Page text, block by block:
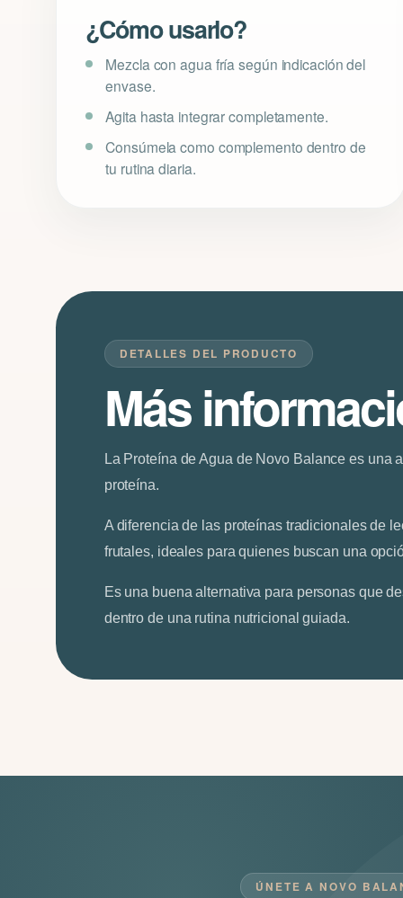
¿Cómo usarlo?
Mezcla con agua fría según indicación del
envase.
Agita hasta integrar completamente.
Consúmela como complemento dentro de
tu rutina diaria.
DETALLES DEL PRODUCTO
Más
La Proteína de Agua de Novo Balance es una
proteína.
A diferencia de las proteínas tradicionales de
frutales, ideales para quienes buscan una
Es una buena alternativa para personas que
dentro de una rutina nutricional guiada.
ÚNETE A NOVO